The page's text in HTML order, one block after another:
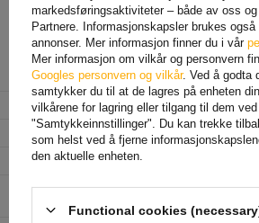
på 150 cm ogden enkle betjeningengjør den
for hverdagsbruk.
Produsent
GERDA
Produktkode
UT016806
Lengde
150 cm
Średnica
Enhet som er ansvarlig for
dette produktet i EU
GERDA Sp. z o.o.
markedsføringsaktiviteter – både av oss
Partnere. Informasjonskapsler brukes
annonser. Mer informasjon finner du i vår
Mer informasjon om vilkår og personvern
Googles personvern og vilkår. Ved å godta
samtykker du til at de lagres på enheten
vilkårene for lagring eller tilgang til dem
"Samtykkeinnstillinger". Du kan trekke
som helst ved å fjerne
den aktuelle enheten.
Functional cookies